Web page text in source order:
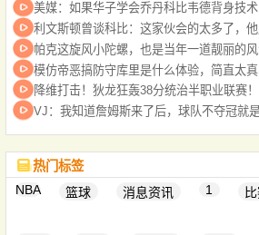
美媒：如果华子学会乔丹科比韦德背身技
利文斯顿曾谈科比：这家伙会的太多了，
帕克这旋风小陀螺，也是当年一道靓丽的
模仿帝恶搞防守库里是什么体验，简直太真
降维打击！狄龙狂轰38分统治半职业联赛！
VJ：我知道詹姆斯来了后，球队不夺冠就
热门标签
NBA
篮球 消息资讯 1